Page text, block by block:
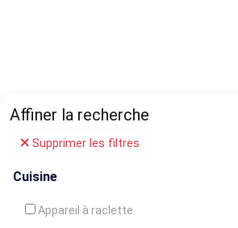
Affiner la recherche
Supprimer les filtres
Cuisine
Appareil à raclette